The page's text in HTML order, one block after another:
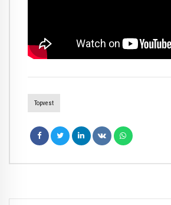
Topvest